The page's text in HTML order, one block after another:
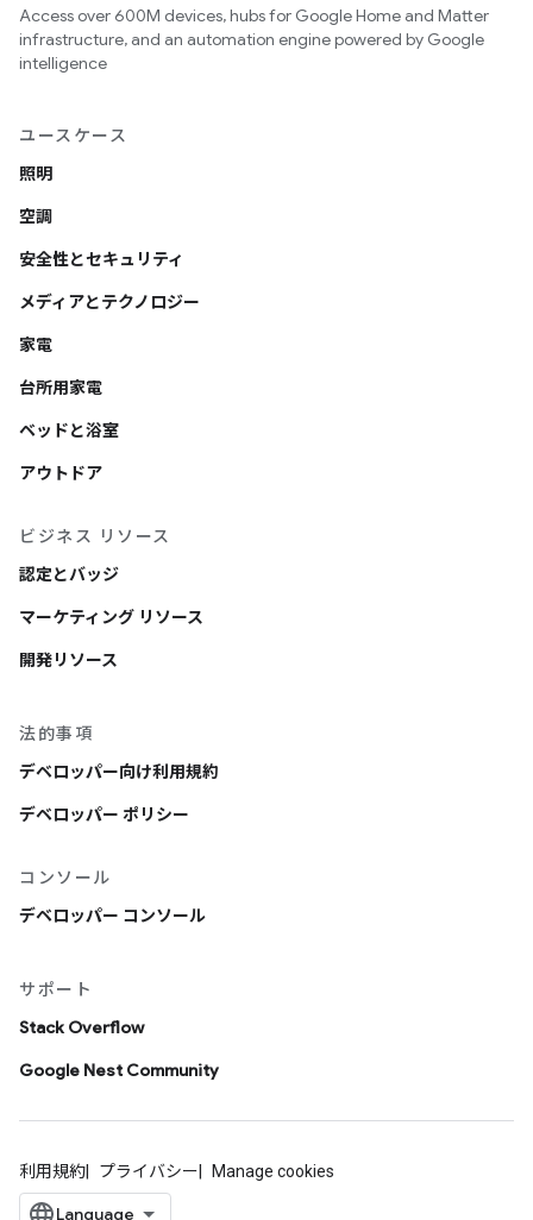
Access over 600M devices, hubs for Google Home and Matter
infrastructure, and an automation engine powered by Google
intelligence
ユースケース
照明
空調
安全性とセキュリティ
メディアとテクノロジー
家電
台所用家電
ベッドと浴室
アウトドア
ビジネス リソース
認定とバッジ
マーケティング リソース
開発リソース
法的事項
デベロッパー向け利用規約
デベロッパー ポリシー
コンソール
デベロッパー コンソール
サポート
Stack Overflow
Google Nest Community
利用規約 プライバシー Manage cookies